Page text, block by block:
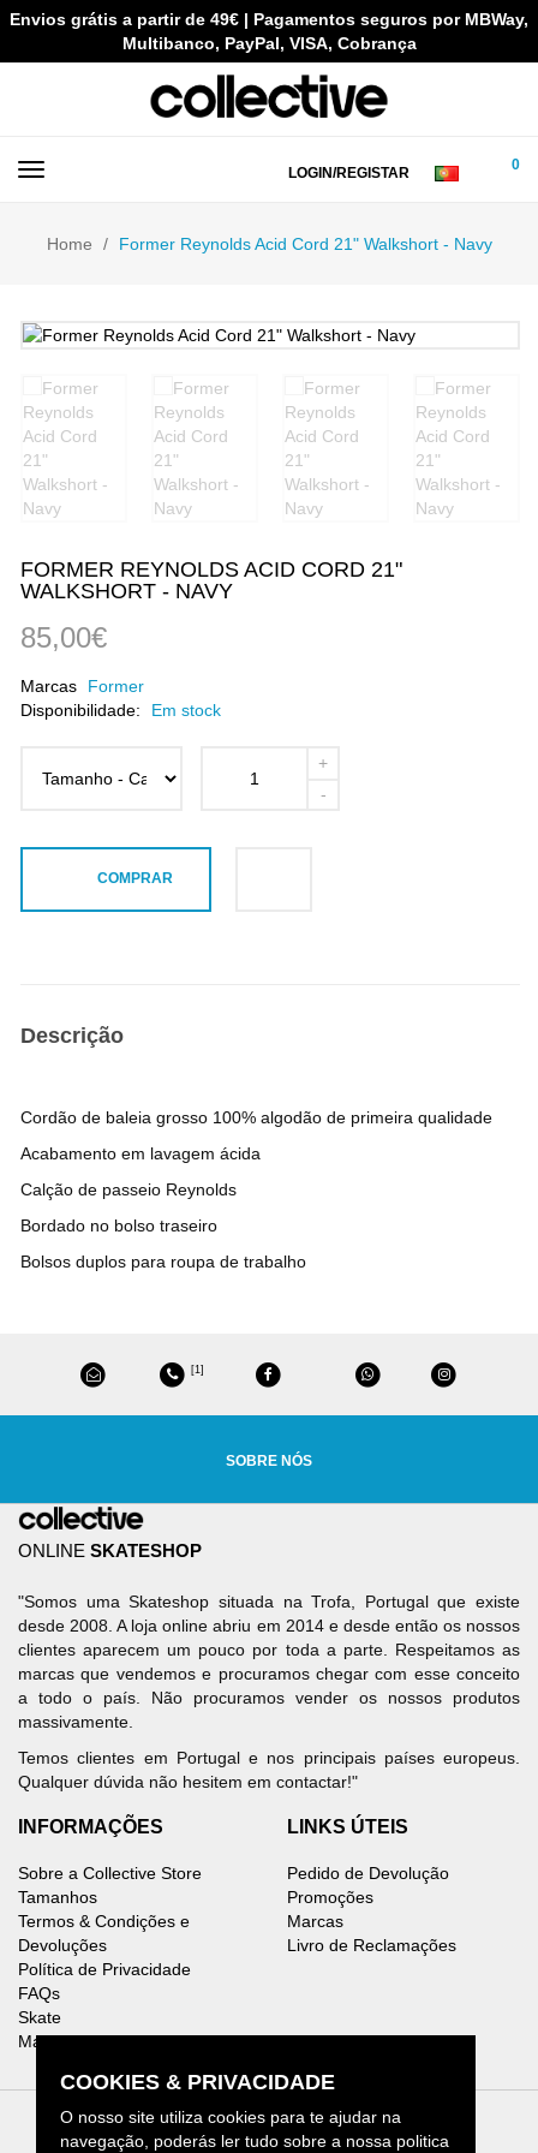
Envios grátis a partir de 49€ | Pagamentos seguros por MBWay,
Multibanco, PayPal, VISA, Cobrança
LOGIN/REGISTAR 0
Home Former Reynolds Acid Cord 21" Walkshort - Navy
FORMER REYNOLDS ACID CORD 21"
WALKSHORT - NAVY
85,00€
Marcas
Former
Disponibilidade:
Em stock
COMPRAR
Descrição
Cordão de baleia grosso 100% algodão de primeira qualidade
Acabamento em lavagem ácida
Calção de passeio Reynolds
Bordado no bolso traseiro
Bolsos duplos para roupa de trabalho
[1]
SOBRE NÓS
ONLINE SKATESHOP
"Somos uma Skateshop situada na Trofa, Portugal que existe
desde 2008. A loja online abriu em 2014 e desde então os nossos
clientes aparecem um pouco por toda a parte. Respeitamos as
marcas que vendemos e procuramos chegar com esse conceito
a todo o país. Não procuramos vender os nossos produtos
massivamente.
Temos clientes em Portugal e nos principais países europeus.
Qualquer dúvida não hesitem em contactar!"
INFORMAÇÕES
Sobre a Collective Store
Tamanhos
Termos & Condições e
Devoluções
Política de Privacidade
FAQs
Skate
Mapa do Site
LINKS ÚTEIS
Pedido de Devolução
Promoções
Marcas
Livro de Reclamações
COOKIES & PRIVACIDADE
O nosso site utiliza cookies para te ajudar na
navegação, poderás ler tudo sobre a nossa politica